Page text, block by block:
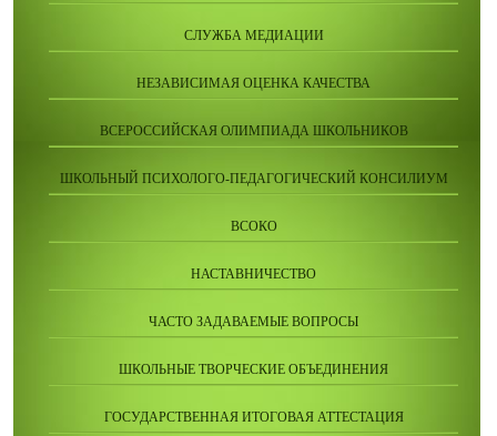
СЛУЖБА МЕДИАЦИИ
НЕЗАВИСИМАЯ ОЦЕНКА КАЧЕСТВА
ВСЕРОССИЙСКАЯ ОЛИМПИАДА ШКОЛЬНИКОВ
ШКОЛЬНЫЙ ПСИХОЛОГО-ПЕДАГОГИЧЕСКИЙ КОНСИЛИУМ
ВСОКО
НАСТАВНИЧЕСТВО
ЧАСТО ЗАДАВАЕМЫЕ ВОПРОСЫ
ШКОЛЬНЫЕ ТВОРЧЕСКИЕ ОБЪЕДИНЕНИЯ
ГОСУДАРСТВЕННАЯ ИТОГОВАЯ АТТЕСТАЦИЯ